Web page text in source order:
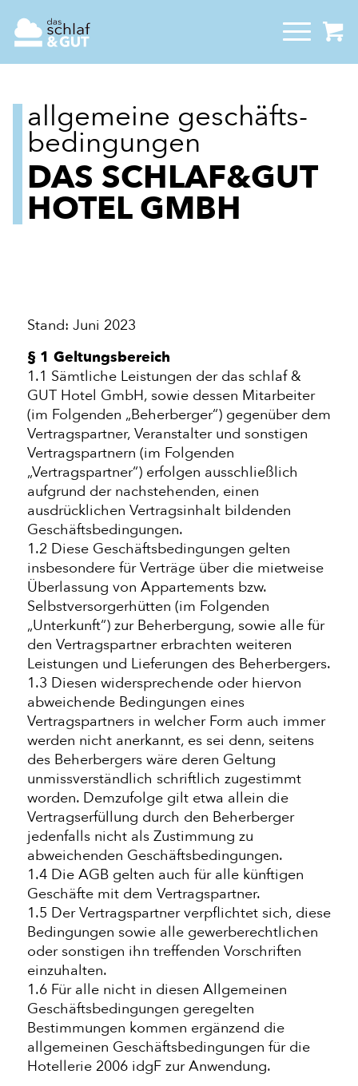
allgemeine geschäfts­
bedingungen
DAS SCHLAF&GUT
HOTEL GMBH
Stand: Juni 2023
§ 1 Geltungsbereich
1.1 Sämtliche Leistungen der das schlaf &
GUT Hotel GmbH, sowie dessen Mitarbeiter
(im Folgenden „Beherberger“) gegenüber dem
Vertragspartner, Veranstalter und sonstigen
Vertragspartnern (im Folgenden
„Vertragspartner“) erfolgen ausschließlich
aufgrund der nachstehenden, einen
ausdrücklichen Vertragsinhalt bildenden
Geschäftsbedingungen.
1.2 Diese Geschäftsbedingungen gelten
insbesondere für Verträge über die mietweise
Überlassung von Appartements bzw.
Selbstversorgerhütten (im Folgenden
„Unterkunft“) zur Beherbergung, sowie alle für
den Vertragspartner erbrachten weiteren
Leistungen und Lieferungen des Beherbergers.
1.3 Diesen widersprechende oder hiervon
abweichende Bedingungen eines
Vertragspartners in welcher Form auch immer
werden nicht anerkannt, es sei denn, seitens
des Beherbergers wäre deren Geltung
unmissverständlich schriftlich zugestimmt
worden. Demzufolge gilt etwa allein die
Vertragserfüllung durch den Beherberger
jedenfalls nicht als Zustimmung zu
abweichenden Geschäftsbedingungen.
1.4 Die AGB gelten auch für alle künftigen
Geschäfte mit dem Vertragspartner.
1.5 Der Vertragspartner verpflichtet sich, diese
Bedingungen sowie alle gewerberechtlichen
oder sonstigen ihn treffenden Vorschriften
einzuhalten.
1.6 Für alle nicht in diesen Allgemeinen
Geschäftsbedingungen geregelten
Bestimmungen kommen ergänzend die
allgemeinen Geschäftsbedingungen für die
Hotellerie 2006 idgF zur Anwendung.